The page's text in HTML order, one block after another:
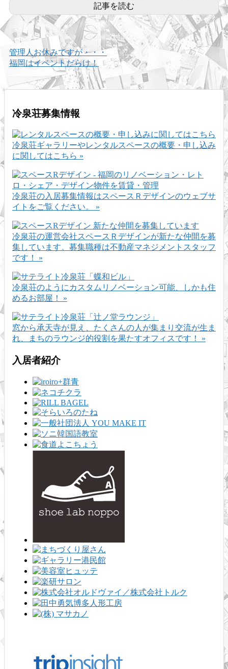
記事を読む
管理人お休みですが・・・
福岡はイベントだらけ！
冷泉荘募集情報
冷泉荘ギャラリーやレンタルスペースの概要・申し込み
に関してはこちら »
冷泉荘の入居募集情報はスペースＲデザインのウェブサ
イトをご覧ください。 »
冷泉荘の運営会社スペースＲデザインが新たな仲間を募
集しています。募集職種は不動産マネジメントスタッフ
です！ »
冷泉荘のようにカスタムリノベーション可能、しかも住
めるお部屋！ »
窓から承天寺が見え、たくさんの人が集まり交流が生ま
れ、まちのラウンジ的役割を果たすオフィスです！ »
入居者紹介